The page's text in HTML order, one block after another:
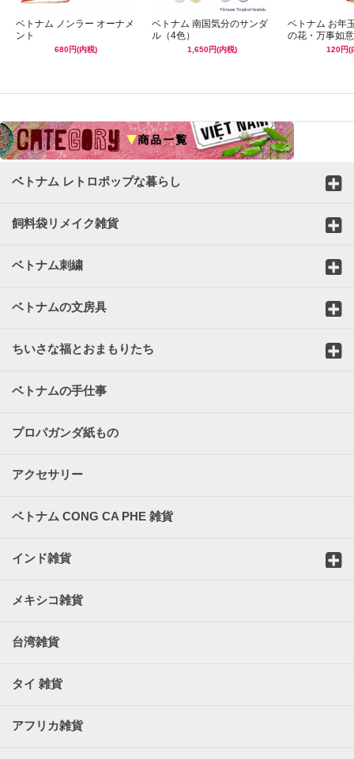
ベトナム ノンラー オーナメ
ント
680円(内税)
ベトナム 南国気分のサンダ
ル（4色）
1,650円(内税)
ベトナム お年
の花・万事如意
120円(
ベトナム レトロポップな暮らし
飼料袋リメイク雑貨
ベトナム刺繍
ベトナムの文房具
ちいさな福とおまもりたち
ベトナムの手仕事
プロパガンダ紙もの
アクセサリー
ベトナム CONG CA PHE 雑貨
インド雑貨
メキシコ雑貨
台湾雑貨
タイ 雑貨
アフリカ雑貨